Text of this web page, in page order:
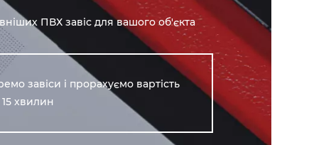
ПВХ завіс для вашого об'єкта
завіси і прорахуємо вартість
хвилин